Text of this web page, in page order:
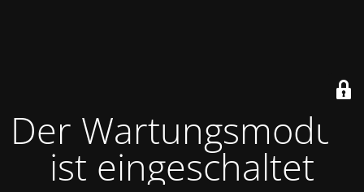
Der Wartungsmodus
ist eingeschaltet